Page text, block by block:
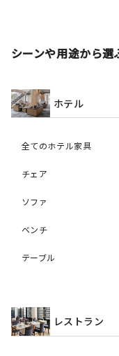
シーンや用途から選
ホテル
全てのホテル家具
チェア
ソファ
ベンチ
テーブル
レストラン